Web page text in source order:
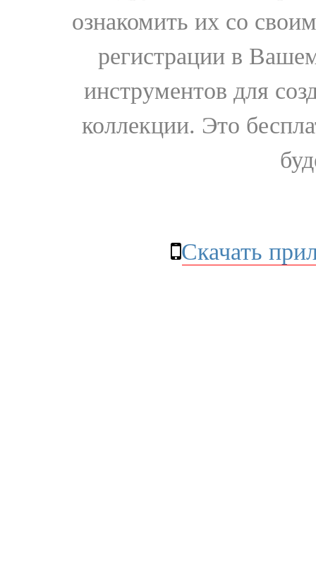
ознакомить их со
регистрации в
инструментов для
коллекции. Это
Скачать